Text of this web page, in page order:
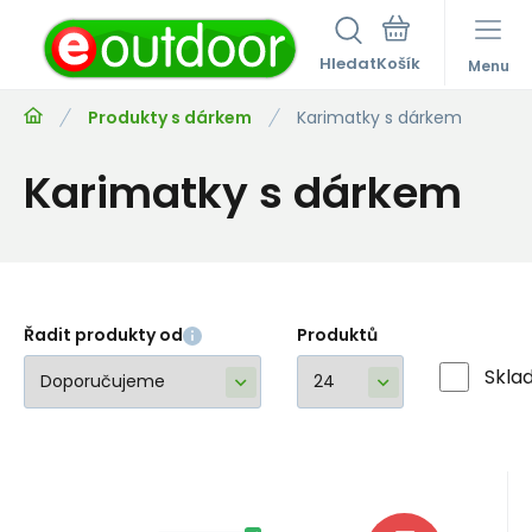
Hledat Menu
Produkty s dárkem Karimatky s dárkem
Karimatky s dárkem
Řadit produkty od Produktů